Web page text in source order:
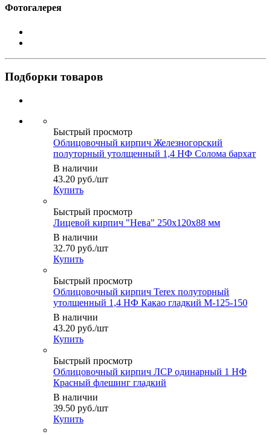
Фотогалерея
Подборки товаров
Быстрый просмотр
Облицовочный кирпич Железногорский
полуторный утолщенный 1,4 НФ Солома бархат
В наличии
43.20 руб./шт
Купить
Быстрый просмотр
Лицевой кирпич "Нева" 250x120x88 мм
В наличии
32.70 руб./шт
Купить
Быстрый просмотр
Облицовочный кирпич Terex полуторный
утолщенный 1,4 НФ Какао гладкий М-125-150
В наличии
43.20 руб./шт
Купить
Быстрый просмотр
Облицовочный кирпич ЛСР одинарный 1 НФ
Красный флешинг гладкий
В наличии
39.50 руб./шт
Купить